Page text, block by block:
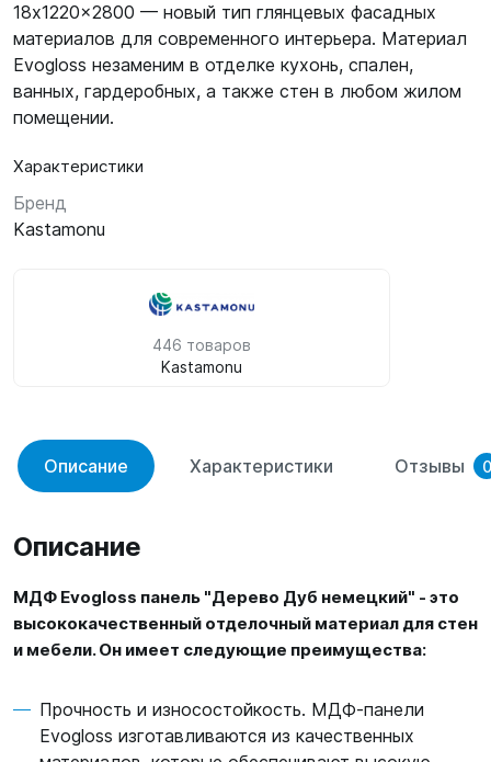
18x1220x2800 — новый тип глянцевых фасадных
материалов для современного интерьера. Материал
Evogloss незаменим в отделке кухонь, спален,
ванных, гардеробных, а также стен в любом жилом
помещении.
Характеристики
Бренд
Kastamonu
446 товаров
Kastamonu
Описание Характеристики Отзывы 0
Описание
МДФ Evogloss панель "Дерево Дуб немецкий" - это
высококачественный отделочный материал для стен
и мебели. Он имеет следующие преимущества:
Прочность и износостойкость. МДФ-панели
Evogloss изготавливаются из качественных